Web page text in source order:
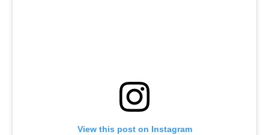
View this post on Instagram